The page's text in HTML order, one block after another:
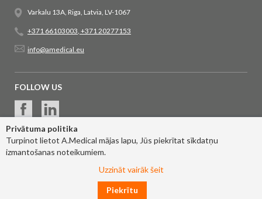
Privātuma politika
Turpinot lietot A.Medical mājas lapu, Jūs piekrītat sīkdatņu
izmantošanas noteikumiem.
Uzzināt vairāk šeit
Piekrītu
Varkalu 13A, Riga, Latvia, LV-1067
+371 66103003, +371 20277153
info@amedical.eu
FOLLOW US
© 2017